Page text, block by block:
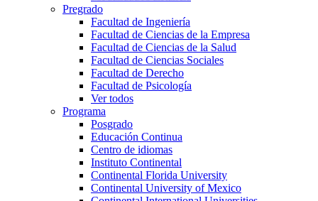
Pregrado
Facultad de Ingeniería
Facultad de Ciencias de la Empresa
Facultad de Ciencias de la Salud
Facultad de Ciencias Sociales
Facultad de Derecho
Facultad de Psicología
Ver todos
Programa
Posgrado
Educación Continua
Centro de idiomas
Instituto Continental
Continental Florida University
Continental University of Mexico